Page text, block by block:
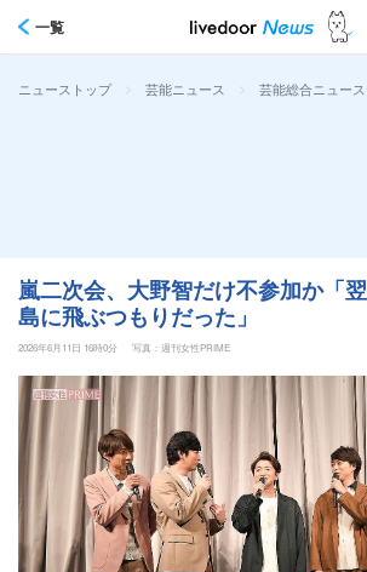
一覧
ニューストップ > 芸能ニュース > 芸能総合ニュース
嵐二次会、大野智だけ不参加か「
島に飛ぶつもりだった」
2026年6月11日 16時0分
写真：週刊女性PRIME